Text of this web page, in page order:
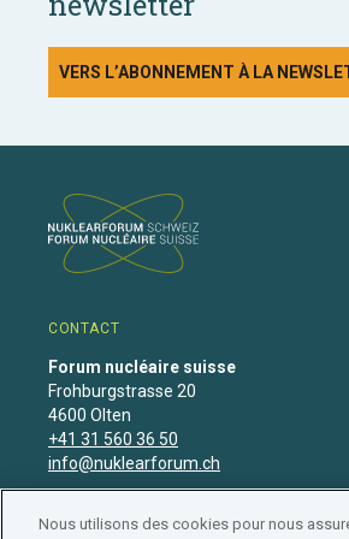
VERS L’ABONNEMENT À LA
CONTACT
Forum nucléaire suisse
Frohburgstrasse 20
4600 Olten
+41 31 560 36 50
info@nuklearforum.ch
Nous utilisons des cookies pour nous